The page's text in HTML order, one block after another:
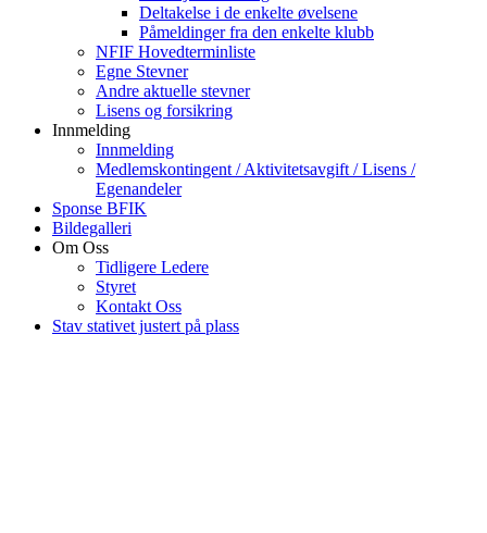
Deltakelse i de enkelte øvelsene
Påmeldinger fra den enkelte klubb
NFIF Hovedterminliste
Egne Stevner
Andre aktuelle stevner
Lisens og forsikring
Innmelding
Innmelding
Medlemskontingent / Aktivitetsavgift / Lisens /
Egenandeler
Sponse BFIK
Bildegalleri
Om Oss
Tidligere Ledere
Styret
Kontakt Oss
Stav stativet justert på plass